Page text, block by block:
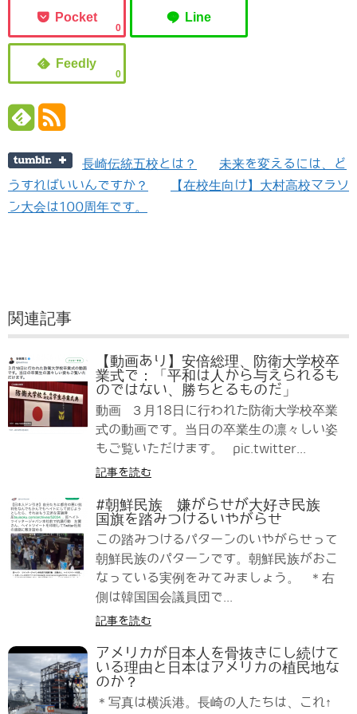
0
0
長崎伝統五校とは？
未来を変えるには、ど
うすればいいんですか？
【在校生向け】大村高校マラソ
ン大会は100周年です。
関連記事
【動画あり】安倍総理、防衛大学校卒
業式で：「平和は人から与えられるも
のではない、勝ちとるものだ」
動画 ３月18日に行われた防衛大学校卒業
式の動画です。当日の卒業生の凛々しい姿
もご覧いただけます。 pic.twitter...
記事を読む
#朝鮮民族 嫌がらせが大好き民族
国旗を踏みつけるいやがらせ
この踏みつけるパターンのいやがらせって
朝鮮民族のパターンです。朝鮮民族がおこ
なっている実例をみてみましょう。 ＊右
側は韓国国会議員団で...
記事を読む
アメリカが日本人を骨抜きにし続けて
いる理由と日本はアメリカの植民地な
のか？
＊写真は横浜港。長崎の人たちは、これ↑